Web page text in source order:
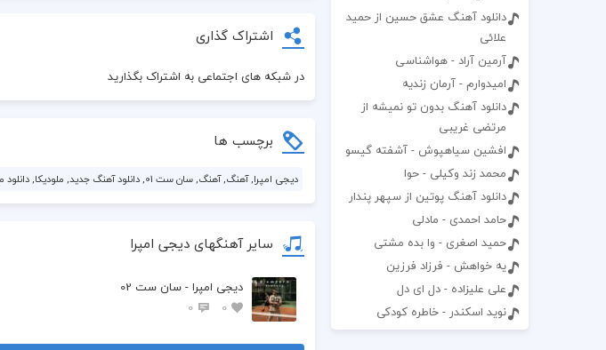
دانلود آهنگ عشق حسین از حمید
علائی
آرمین آراد - هواشناسی
امیدوارم - آرمان زندیه
دانلود آهنگ بدون تو نمیشه از
مرتضی غریبی
افشین سیاهپوش - آشفته گیسو
محمد زند وکیلی - حوا
دانلود آهنگ پوتین از سپهر پندار
حامد احمدی - مادلی
حمید اصغری - وا بده مشتی
یه خواهش - فرزاد فرزین
علی علیزاده - دل ای دل
نوید اسکندر - خاطره کودکی
اشتراک گذاری
در شبکه های اجتماعی به اشتراک بگذارید
برچسب ها
دیجی امپرا, آهنگ, آهنگ, سان ست 01, دانلود آهنگ جدید, ملودیکا, دانلود موزیک
سایر آهنگهای دیجی امپرا
دیجی امپرا - سان ست 02
0
0